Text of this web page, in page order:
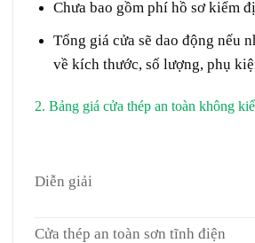
Chưa bao gồm phí hồ sơ kiểm
Tổng giá cửa sẽ dao động nếu
về kích thước, số lượng, phụ
2. Bảng giá cửa thép an toàn không
Diễn giải
Cửa thép an toàn sơn tĩnh điện